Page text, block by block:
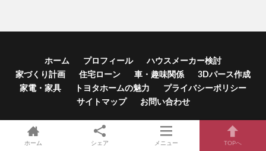
ホーム プロフィール
ハウスメーカー検討
家づくり計画
住宅ローン 車・趣味関係
3Dパース作成
家電・家具
トヨタホームの魅力
プライバシーポリシー
サイトマップ
お問い合わせ
© Copyright 2026 トヨタホームの平屋でスローライフを満喫.
ホーム シェア メニュー TOPへ